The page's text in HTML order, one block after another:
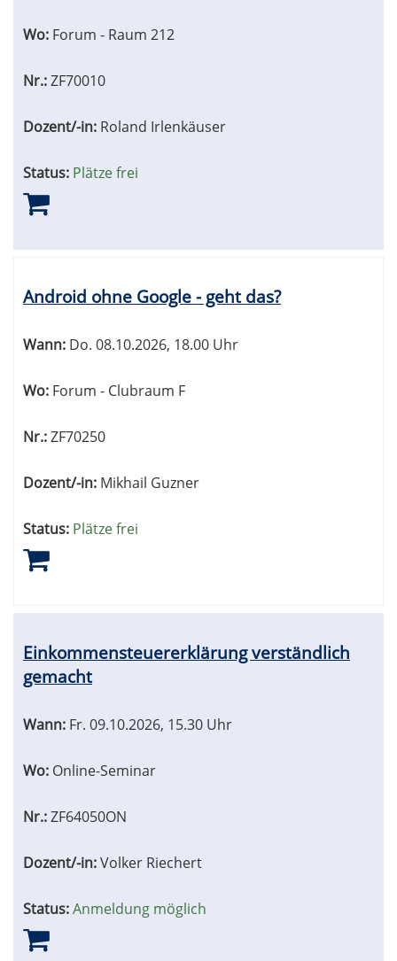
Wo: Forum - Raum 212
Nr.:ZF70010
Dozent/-in: Roland Irlenkäuser
Status: Plätze frei
Android ohne Google - geht das?
Wann: Do. 08.10.2026, 18.00 Uhr
Wo: Forum - Clubraum F
Nr.:ZF70250
Dozent/-in: Mikhail Guzner
Status: Plätze frei
Einkommensteuererklärung verständlich
gemacht
Wann: Fr. 09.10.2026, 15.30 Uhr
Wo: Online-Seminar
Nr.:ZF64050ON
Dozent/-in:Volker Riechert
Status:Anmeldung möglich